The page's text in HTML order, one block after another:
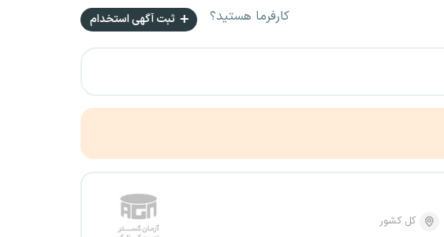
کارفرما هستید؟ ثبت آگهی استخدام
کل کشور